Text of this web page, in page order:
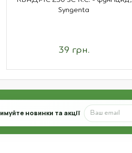
Syngenta
39 грн.
новинки та акції